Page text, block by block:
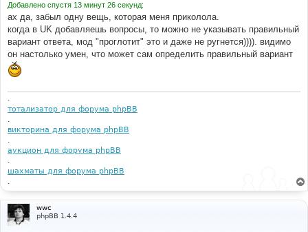
Добавлено спустя 13 минут 26 секунд:
ах да, забыл одну вещь, которая меня приколола.
когда в UK добавляешь вопросы, то можно не указывать правильный
вариант ответа, мод "проглотит" это и даже не ругнется)))). видимо
он настолько умен, что может сам определить правильный вариант
.
тотализатор для форума phpBB
.
викторина для форума phpBB
.
аукцион для форума phpBB
.
шахматы для форума phpBB
.
wwc
phpBB 1.4.4